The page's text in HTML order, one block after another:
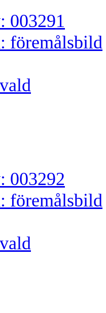
003291
föremålsbild
003292
föremålsbild